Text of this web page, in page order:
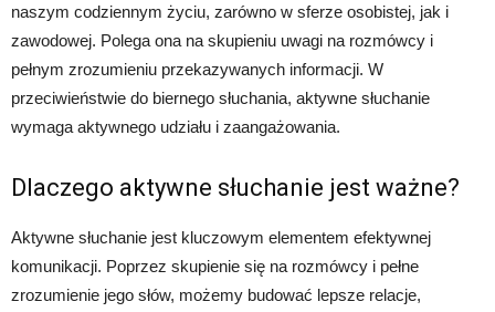
naszym codziennym życiu, zarówno w sferze osobistej, jak i
zawodowej. Polega ona na skupieniu uwagi na rozmówcy i
pełnym zrozumieniu przekazywanych informacji. W
przeciwieństwie do biernego słuchania, aktywne słuchanie
wymaga aktywnego udziału i zaangażowania.
Dlaczego aktywne słuchanie jest ważne?
Aktywne słuchanie jest kluczowym elementem efektywnej
komunikacji. Poprzez skupienie się na rozmówcy i pełne
zrozumienie jego słów, możemy budować lepsze relacje,